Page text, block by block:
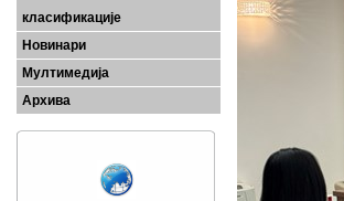
класификације
Новинари
Мултимедија
Архива